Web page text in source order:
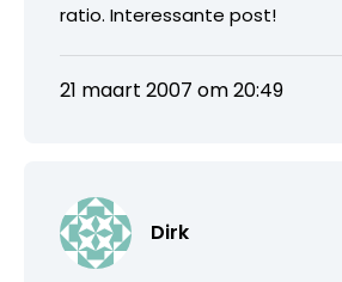
ratio. Interessante post!
21 maart 2007 om 20:49
Dirk